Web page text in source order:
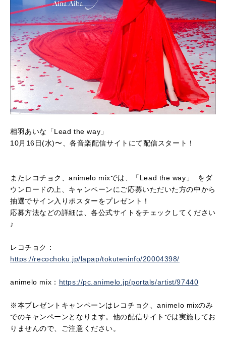
相羽あいな「Lead the way」
10月16日(水)〜、各音楽配信サイトにて配信スタート！
またレコチョク、animelo mixでは、「Lead the way」 をダ
ウンロードの上、キャンペーンにご応募いただいた方の中から
抽選でサイン入りポスターをプレゼント！
応募方法などの詳細は、各公式サイトをチェックしてください
♪
レコチョク：
https://recochoku.jp/lapap/tokuteninfo/20004398/
animelo mix： https://pc.animelo.jp/portals/artist/97440
※本プレゼントキャンペーンはレコチョク、animelo mixのみ
でのキャンペーンとなります。他の配信サイトでは実施してお
りませんので、ご注意ください。